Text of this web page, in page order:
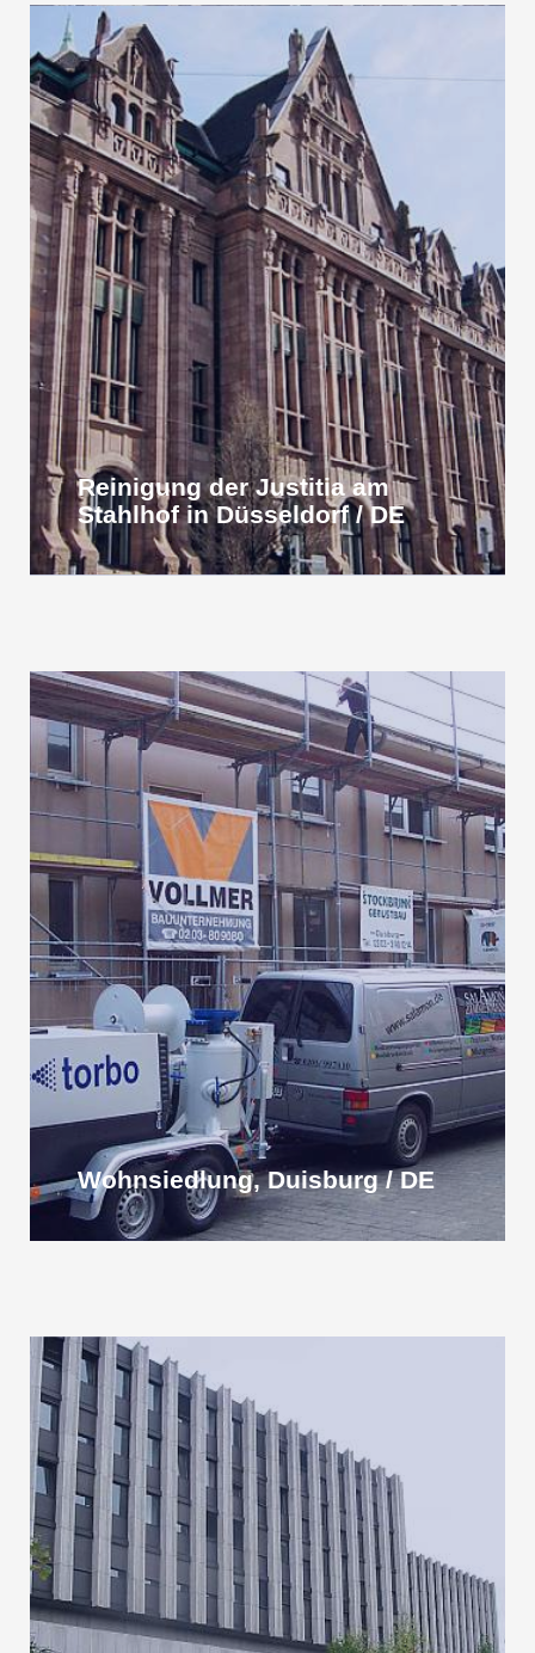
Reinigung der Justitia am
Stahlhof in Düsseldorf / DE
Wohnsiedlung, Duisburg / DE